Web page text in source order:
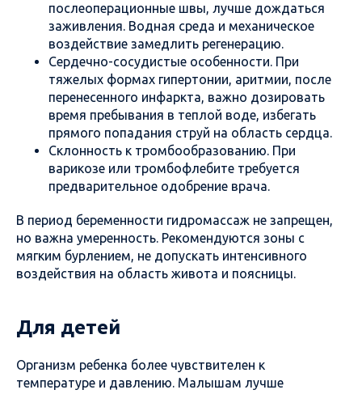
послеоперационные швы, лучше дождаться
заживления. Водная среда и механическое
воздействие замедлить регенерацию.
Сердечно-сосудистые особенности. При
тяжелых формах гипертонии, аритмии, после
перенесенного инфаркта, важно дозировать
время пребывания в теплой воде, избегать
прямого попадания струй на область сердца.
Склонность к тромбообразованию. При
варикозе или тромбофлебите требуется
предварительное одобрение врача.
В период беременности гидромассаж не запрещен,
но важна умеренность. Рекомендуются зоны с
мягким бурлением, не допускать интенсивного
воздействия на область живота и поясницы.
Для детей
Организм ребенка более чувствителен к
температуре и давлению. Малышам лучше